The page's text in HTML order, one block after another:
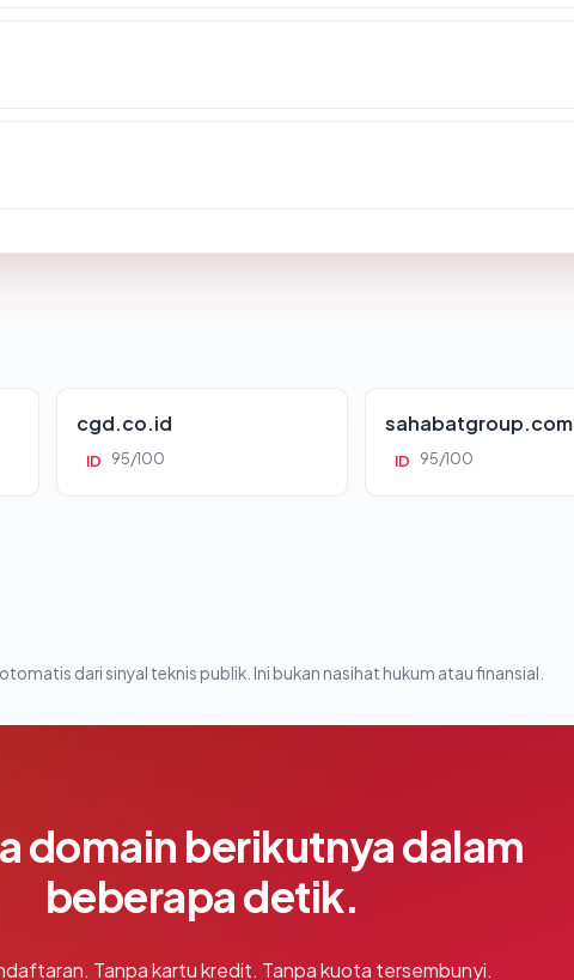
cgd.co.id
ID 95/100
sahabatgroup.com
ID 95/100
dari sinyal teknis publik. Ini bukan nasihat hukum atau finansial.
domain berikutnya dalam
beberapa detik.
Tanpa kartu kredit. Tanpa kuota tersembunyi.